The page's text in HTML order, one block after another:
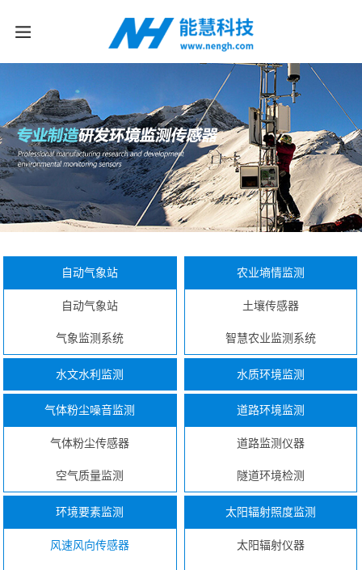
自动气象站
自动气象站
气象监测系统
农业墒情监测
土壤传感器
智慧农业监测系统
水文水利监测 水质环境监测
气体粉尘噪音监测
气体粉尘传感器
空气质量监测
道路环境监测
道路监测仪器
隧道环境检测
环境要素监测
风速风向传感器
太阳辐射照度监测
太阳辐射仪器